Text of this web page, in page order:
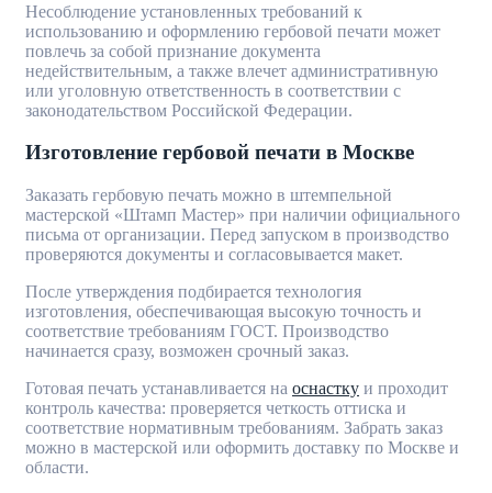
Несоблюдение установленных требований к
использованию и оформлению гербовой печати может
повлечь за собой признание документа
недействительным, а также влечет административную
или уголовную ответственность в соответствии с
законодательством Российской Федерации.
Изготовление гербовой печати в Москве
Заказать гербовую печать можно в штемпельной
мастерской «Штамп Мастер» при наличии официального
письма от организации. Перед запуском в производство
проверяются документы и согласовывается макет.
После утверждения подбирается технология
изготовления, обеспечивающая высокую точность и
соответствие требованиям ГОСТ. Производство
начинается сразу, возможен срочный заказ.
Готовая печать устанавливается на оснастку и проходит
контроль качества: проверяется четкость оттиска и
соответствие нормативным требованиям. Забрать заказ
можно в мастерской или оформить доставку по Москве и
области.